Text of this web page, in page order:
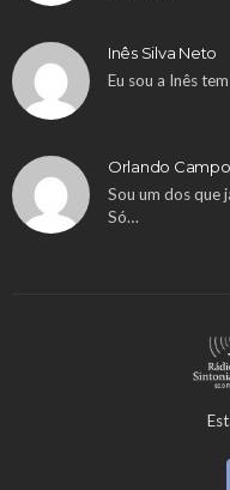
Inês Silva Neto
Eu sou a Inês
Orlando
Sou um dos que
Só…